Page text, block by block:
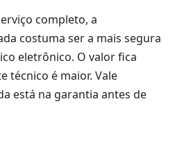
completo, a
costuma ser a mais segura
eletrônico. O valor fica
técnico é maior. Vale
está na garantia antes de